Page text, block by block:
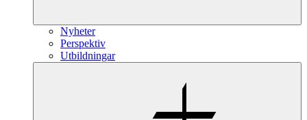
Nyheter
Perspektiv
Utbildningar